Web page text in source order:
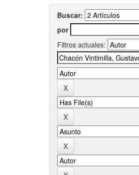
Buscar:
por
Filtros actuales: